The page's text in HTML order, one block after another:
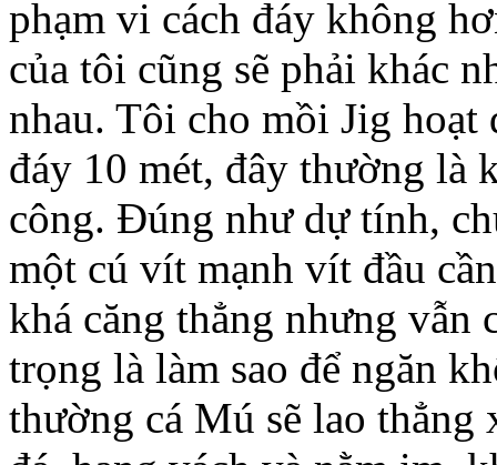
phạm vi cách đáy không
của tôi cũng sẽ phải khác
nhau. Tôi cho mồi Jig hoạt
đáy 10 mét, đây thường là
công. Đúng như dự tính,
một cú vít mạnh vít đầu
khá căng thẳng nhưng vẫn
trọng là làm sao để ngăn
thường cá Mú sẽ lao thẳng